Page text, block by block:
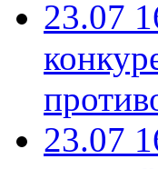
23.07
23.07